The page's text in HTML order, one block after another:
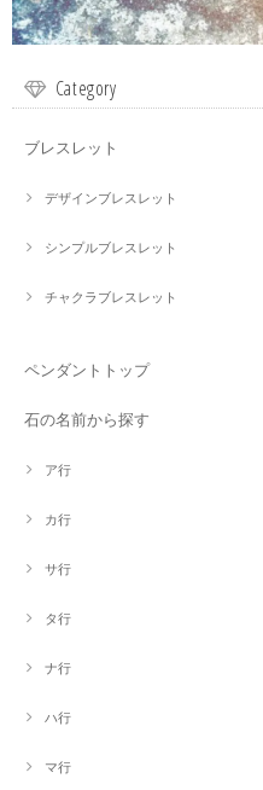
Category
ブレスレット
デザインブレスレット
シンプルブレスレット
チャクラブレスレット
ペンダントトップ
石の名前から探す
ア行
カ行
サ行
タ行
ナ行
ハ行
マ行